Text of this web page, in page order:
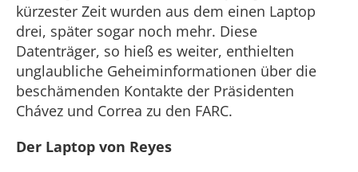
kürzester Zeit wurden aus dem einen Laptop
drei, später sogar noch mehr. Diese
Datenträger, so hieß es weiter, enthielten
unglaubliche Geheiminformationen über die
beschämenden Kontakte der Präsidenten
Chávez und Correa zu den FARC.
Der Laptop von Reyes